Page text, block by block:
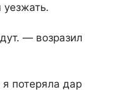
— возразил
потеряла дар